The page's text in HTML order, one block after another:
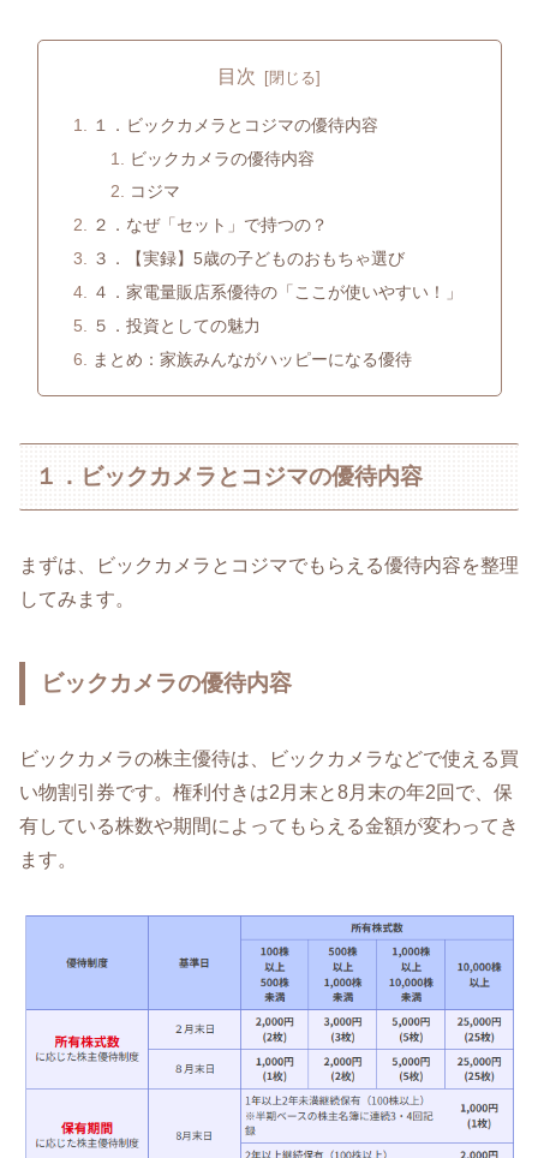
目次
１．ビックカメラとコジマの優待内容
ビックカメラの優待内容
コジマ
２．なぜ「セット」で持つの？
３．【実録】5歳の子どものおもちゃ選び
４．家電量販店系優待の「ここが使いやすい！」
５．投資としての魅力
まとめ：家族みんながハッピーになる優待
１．ビックカメラとコジマの優待内容
まずは、ビックカメラとコジマでもらえる優待内容を整理
してみます。
ビックカメラの優待内容
ビックカメラの株主優待は、ビックカメラなどで使える買
い物割引券です。権利付きは2月末と8月末の年2回で、保
有している株数や期間によってもらえる金額が変わってき
ます。